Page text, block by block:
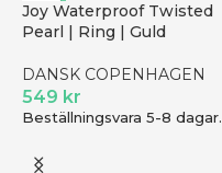
Joy Waterproof Twisted
Pearl | Ring | Guld
DANSK COPENHAGEN
549 kr
Beställningsvara 5-8 dagar.